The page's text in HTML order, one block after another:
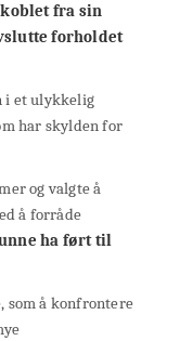
fra sin
forholdet
i et ulykkelig
har skylden for
og valgte å
å forråde
ha ført til
som å konfrontere